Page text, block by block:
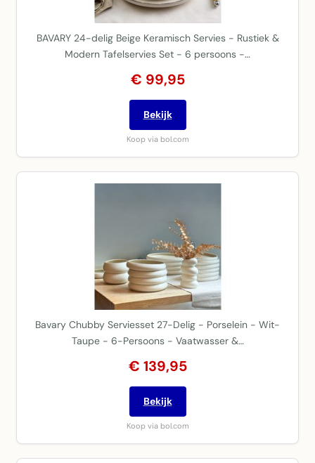
BAVARY 24-delig Beige Keramisch Servies - Rustiek &
Modern Tafelservies Set - 6 persoons -…
€ 99,95
Bekijk
Koop via bol.com
Bavary Chubby Serviesset 27-Delig - Porselein - Wit-
Taupe - 6-Persoons - Vaatwasser &…
€ 139,95
Bekijk
Koop via bol.com